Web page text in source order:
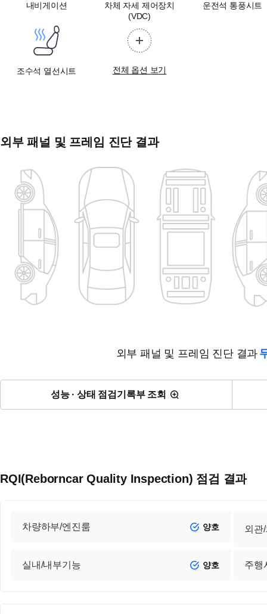
내비게이션
차체 자세 제어장치
(VDC)
운전석 통풍시트
조수석 열선시트 전체 옵션 보기
외부 패널 및 프레임 진단 결과
외부 패널 및 프레임 진단 결과
성능 · 상태 점검기록부 조회
RQI(Reborncar Quality Inspection) 점검 결과
차량하부/엔진룸 양호 외관
실내/내부기능 양호 주행